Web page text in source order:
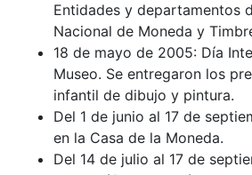
Entidades y departamentos
Nacional de Moneda y
18 de mayo de 2005: Día
Museo. Se entregaron los
infantil de dibujo y pintura.
Del 1 de junio al 17 de
en la Casa de la Moneda.
Del 14 de julio al 17 de